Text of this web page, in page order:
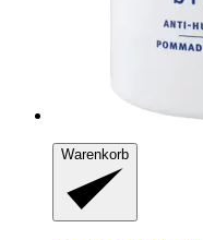
Warenkorb